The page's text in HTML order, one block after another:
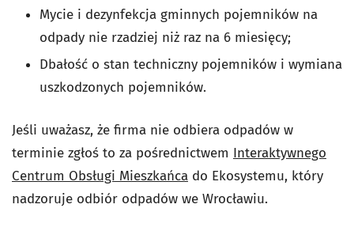
Mycie i dezynfekcja gminnych pojemników na
odpady nie rzadziej niż raz na 6 miesięcy;
Dbałość o stan techniczny pojemników i wymiana
uszkodzonych pojemników.
Jeśli uważasz, że firma nie odbiera odpadów w
terminie zgłoś to za pośrednictwem Interaktywnego
Centrum Obsługi Mieszkańca do Ekosystemu, który
nadzoruje odbiór odpadów we Wrocławiu.